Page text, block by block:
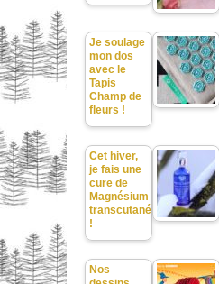
Je soulage
mon dos
avec le
Tapis
Champ de
fleurs !
Cet hiver,
je fais une
cure de
Magnésium
transcutané
!
Nos